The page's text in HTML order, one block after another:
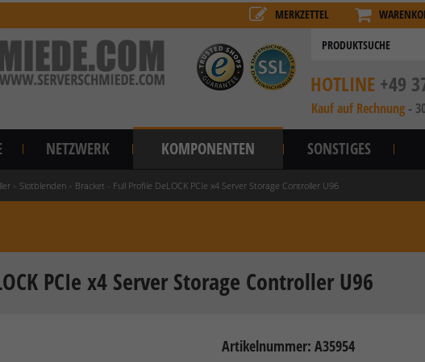
MERKZETTEL
HOTLINE +49
Kauf auf Rechnung -
NETZWERK KOMPONENTEN SONSTIGES
Slotblenden Bracket - Full Profile DeLOCK PCIe x4 Server Storage Controller U96
PCIe x4 Server Storage Controller U96
Artikelnummer: A35954